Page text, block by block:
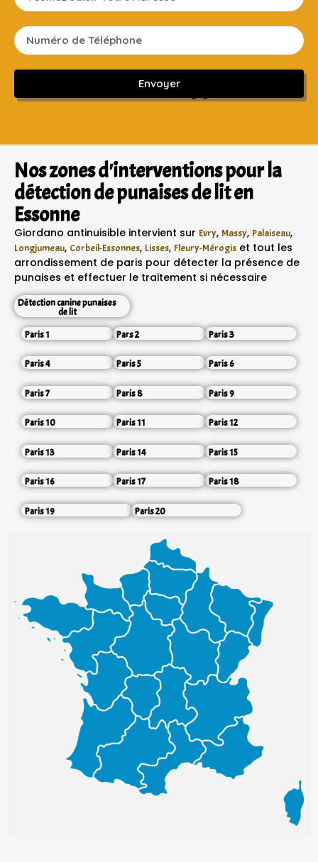
Envoyer
Sans engagement ni frais cachés
Nos zones d'interventions pour la
détection de punaises de lit en
Essonne
Giordano antinuisible intervient sur Evry, Massy, Palaiseau,
Longjumeau, Corbeil-Essonnes, Lisses, Fleury-Mérogis et tout les
arrondissement de paris pour détecter la présence de
punaises et effectuer le traitement si nécessaire
Détection canine punaises
de lit
Paris 1
Pars 2 Paris 3
Paris 4 Paris 5 Paris 6
Paris 7 Paris 8 Paris 9
Paris 10 Paris 11 Paris 12
Paris 13 Paris 14 Paris 15
Paris 16 Paris 17 Paris 18
Paris 19 Paris 20